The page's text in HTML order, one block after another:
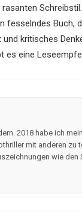
fesselndes Buch,
kritisches
eine
2018 habe ich
mit anderen zu
wie den